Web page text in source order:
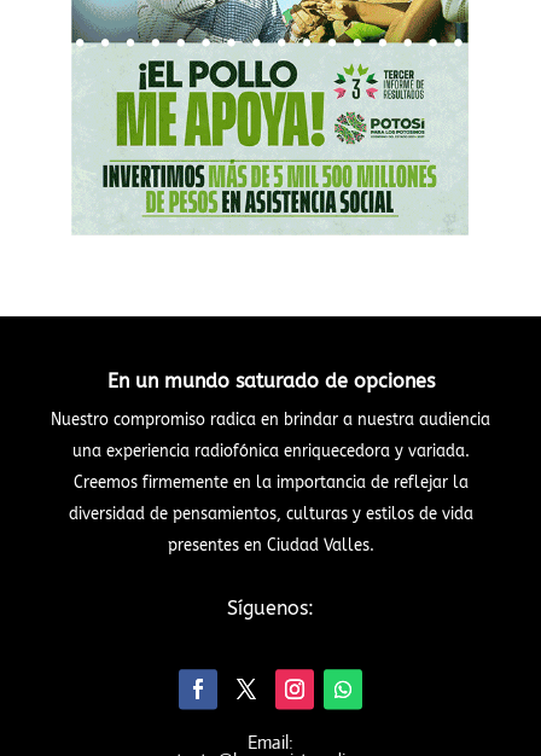
En un mundo saturado de opciones
Nuestro compromiso radica en brindar a nuestra audiencia
una experiencia radiofónica enriquecedora y variada.
Creemos firmemente en la importancia de reflejar la
diversidad de pensamientos, culturas y estilos de vida
presentes en Ciudad Valles.
Síguenos:
Email: